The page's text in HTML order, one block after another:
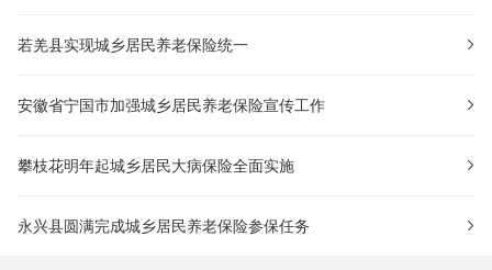
若羌县实现城乡居民养老保险统一
安徽省宁国市加强城乡居民养老保险宣传工作
攀枝花明年起城乡居民大病保险全面实施
永兴县圆满完成城乡居民养老保险参保任务